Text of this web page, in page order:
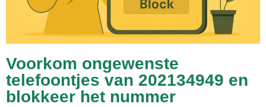
Voorkom ongewenste
telefoontjes van 202134949 en
blokkeer het nummer